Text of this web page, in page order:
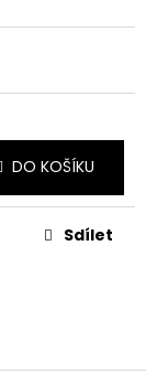
DO KOŠÍKU
Sdílet